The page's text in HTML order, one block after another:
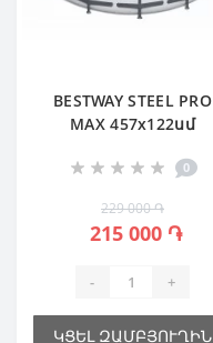
BESTWAY STEEL PRO
MAX 457х122սմ
0
229 000 ֏
215 000 ֏
- +
ԿՑԵԼ ԶԱՄԲՅՈՒՂԻՆ